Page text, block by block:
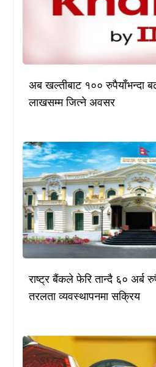
अब खल्तीबाट १०० रुपैयाँभन्दा
लाखसम्म जित्ने अवसर
राष्ट्र बैंकले फेरि तान्दै ६० अर्ब
तरलता व्यवस्थापनमा सक्रिय